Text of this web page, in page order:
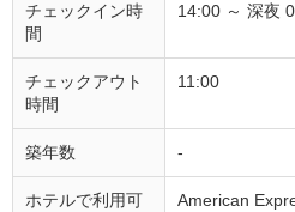
チェックイン時
間
14:00 ～ 深夜
チェックアウト
時間
11:00
築年数 -
ホテルで利用可
American